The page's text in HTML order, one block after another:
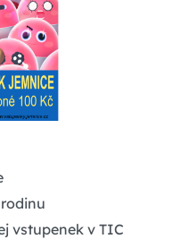
vstupenek v TIC